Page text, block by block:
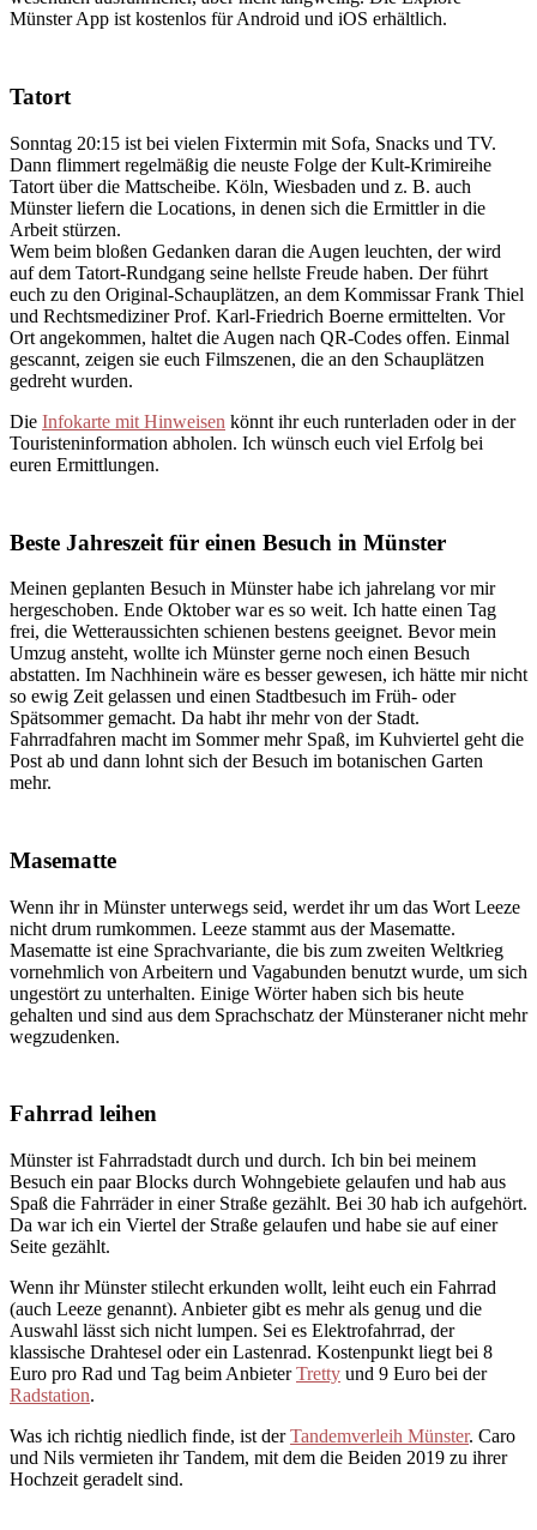
Münster App ist kostenlos für Android und iOS erhältlich.
Tatort
Sonntag 20:15 ist bei vielen Fixtermin mit Sofa, Snacks und TV.
Dann flimmert regelmäßig die neuste Folge der Kult-Krimireihe
Tatort über die Mattscheibe. Köln, Wiesbaden und z. B. auch
Münster liefern die Locations, in denen sich die Ermittler in die
Arbeit stürzen.
Wem beim bloßen Gedanken daran die Augen leuchten, der wird
auf dem Tatort-Rundgang seine hellste Freude haben. Der führt
euch zu den Original-Schauplätzen, an dem Kommissar Frank Thiel
und Rechtsmediziner Prof. Karl-Friedrich Boerne ermittelten. Vor
Ort angekommen, haltet die Augen nach QR-Codes offen. Einmal
gescannt, zeigen sie euch Filmszenen, die an den Schauplätzen
gedreht wurden.
Die Infokarte mit Hinweisen könnt ihr euch runterladen oder in der
Touristeninformation abholen. Ich wünsch euch viel Erfolg bei
euren Ermittlungen.
Beste Jahreszeit für einen Besuch in Münster
Meinen geplanten Besuch in Münster habe ich jahrelang vor mir
hergeschoben. Ende Oktober war es so weit. Ich hatte einen Tag
frei, die Wetteraussichten schienen bestens geeignet. Bevor mein
Umzug ansteht, wollte ich Münster gerne noch einen Besuch
abstatten. Im Nachhinein wäre es besser gewesen, ich hätte mir nicht
so ewig Zeit gelassen und einen Stadtbesuch im Früh- oder
Spätsommer gemacht. Da habt ihr mehr von der Stadt.
Fahrradfahren macht im Sommer mehr Spaß, im Kuhviertel geht die
Post ab und dann lohnt sich der Besuch im botanischen Garten
mehr.
Masematte
Wenn ihr in Münster unterwegs seid, werdet ihr um das Wort Leeze
nicht drum rumkommen. Leeze stammt aus der Masematte.
Masematte ist eine Sprachvariante, die bis zum zweiten Weltkrieg
vornehmlich von Arbeitern und Vagabunden benutzt wurde, um sich
ungestört zu unterhalten. Einige Wörter haben sich bis heute
gehalten und sind aus dem Sprachschatz der Münsteraner nicht mehr
wegzudenken.
Fahrrad leihen
Münster ist Fahrradstadt durch und durch. Ich bin bei meinem
Besuch ein paar Blocks durch Wohngebiete gelaufen und hab aus
Spaß die Fahrräder in einer Straße gezählt. Bei 30 hab ich aufgehört.
Da war ich ein Viertel der Straße gelaufen und habe sie auf einer
Seite gezählt.
Wenn ihr Münster stilecht erkunden wollt, leiht euch ein Fahrrad
(auch Leeze genannt). Anbieter gibt es mehr als genug und die
Auswahl lässt sich nicht lumpen. Sei es Elektrofahrrad, der
klassische Drahtesel oder ein Lastenrad. Kostenpunkt liegt bei 8
Euro pro Rad und Tag beim AnbieterTretty und 9 Euro bei der
Radstation.
Was ich richtig niedlich finde, ist derTandemverleih Münster. Caro
und Nils vermieten ihr Tandem, mit dem die Beiden 2019 zu ihrer
Hochzeit geradelt sind.